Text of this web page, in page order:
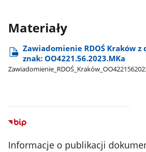
Materiały
Zawiadomienie RDOŚ Kraków z
znak: OO4221.56.2023.MKa
Informacje o publikacji